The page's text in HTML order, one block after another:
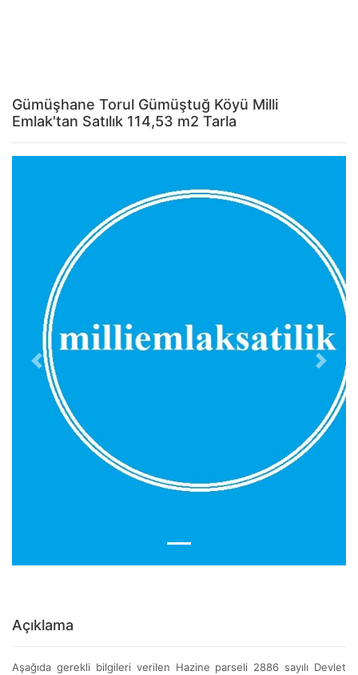
Gümüşhane Torul Gümüştuğ Köyü Milli
Emlak'tan Satılık 114,53 m2 Tarla
Previous Next
Açıklama
Aşağıda gerekli bilgileri verilen Hazine parseli 2886 sayılı Devlet